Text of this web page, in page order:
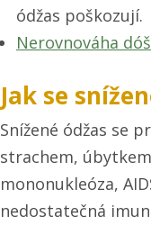
ódžas poškozují.
Nerovnováha dóš
Jak se
Snížené ódžas se
strachem,
mononukleóza,
nedostatečná